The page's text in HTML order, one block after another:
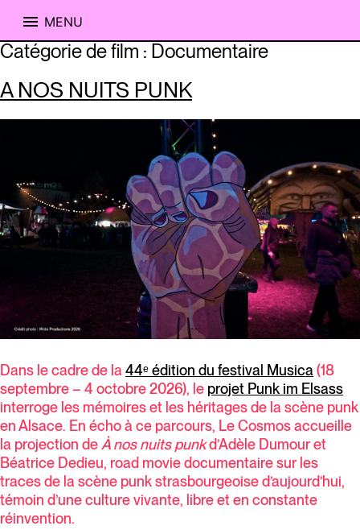
Skip
to
MENU
Catégorie de film : Documentaire
A NOS NUITS PUNK
Dans le cadre de la 44ᵉ édition du festival Musica (18
septembre – 4 octobre 2026), le projet Punk im Elsass
interroge les mémoires et les héritages de la scène punk
en Alsace. En écho à ce parcours, Le Cosmos accueille
la projection de À nos nuits punkd’Adèle Dumour et
Béatrice Dedieu, road movie documentaire sur les
traces de la scène punk strasbourgeoise d’aujourd’hui,
témoin d’une culture vivante, libre et en constante
réinvention.